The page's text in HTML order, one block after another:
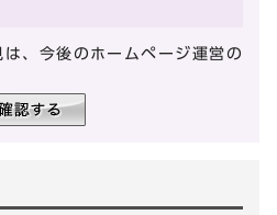
、今後のホームページ運営の